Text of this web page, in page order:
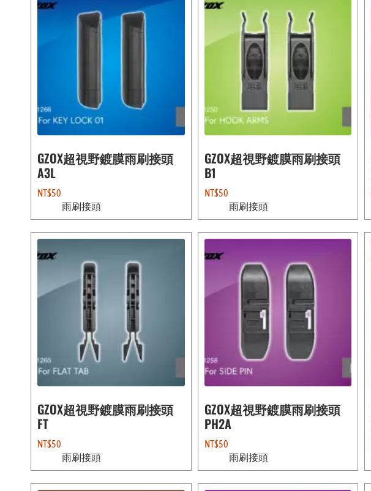
GZOX超視野鍍膜雨刷接頭
A3L
NT$50
雨刷接頭
GZOX超視野鍍膜雨刷接頭
B1
NT$50
雨刷接頭
GZOX超視野鍍膜雨刷接頭
FT
NT$50
雨刷接頭
GZOX超視野鍍膜雨刷接頭
PH2A
NT$50
雨刷接頭